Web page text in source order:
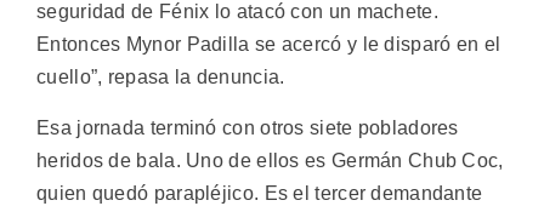
seguridad de Fénix lo atacó con un machete.
Entonces Mynor Padilla se acercó y le disparó en el
cuello”, repasa la denuncia.
Esa jornada terminó con otros siete pobladores
heridos de bala. Uno de ellos es Germán Chub Coc,
quien quedó parapléjico. Es el tercer demandante